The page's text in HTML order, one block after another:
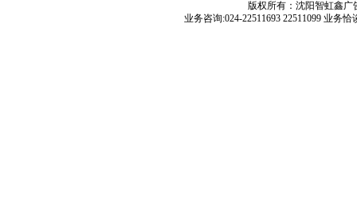
版权所有：沈阳智虹鑫广
业务咨询:024-22511693 22511099 业务